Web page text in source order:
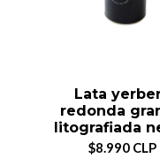
Lata
redonda
litografiada
$8.990 CLP